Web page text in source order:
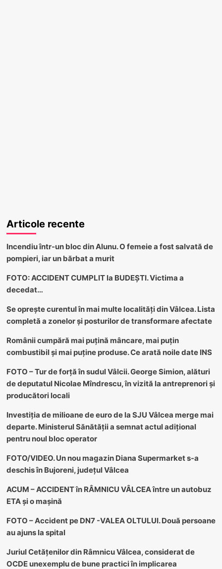
Articole recente
Incendiu într-un bloc din Alunu. O femeie a fost salvată de
pompieri, iar un bărbat a murit
FOTO: ACCIDENT CUMPLIT la BUDEȘTI. Victima a
decedat…
Se oprește curentul în mai multe localități din Vâlcea. Lista
completă a zonelor și posturilor de transformare afectate
Românii cumpără mai puțină mâncare, mai puțin
combustibil și mai puține produse. Ce arată noile date INS
FOTO – Tur de forță în sudul Vâlcii. George Simion, alături
de deputatul Nicolae Mîndrescu, în vizită la antreprenori și
producători locali
Investiția de milioane de euro de la SJU Vâlcea merge mai
departe. Ministerul Sănătății a semnat actul adițional
pentru noul bloc operator
FOTO/VIDEO. Un nou magazin Diana Supermarket s-a
deschis în Bujoreni, județul Vâlcea
ACUM – ACCIDENT în RÂMNICU VÂLCEA între un autobuz
ETA și o mașină
FOTO – Accident pe DN7 -VALEA OLTULUI. Două persoane
au ajuns la spital
Juriul Cetățenilor din Râmnicu Vâlcea, considerat de
OCDE unexemplu de bune practici în implicarea